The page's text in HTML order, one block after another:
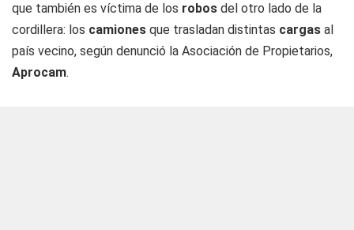
que también es víctima de los robos del otro lado de la
cordillera: los camiones que trasladan distintas cargas al
país vecino, según denunció la Asociación de Propietarios,
Aprocam.